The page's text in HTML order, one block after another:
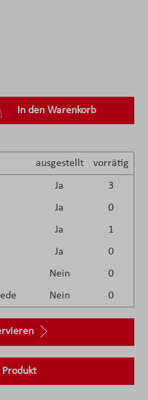
gewünschten Wert
In den Warenkorb
ausgestellt vorrätig
Ja
3
Ja
0
Ja
1
Ja
0
Nein
0
Nein 0
Produkt